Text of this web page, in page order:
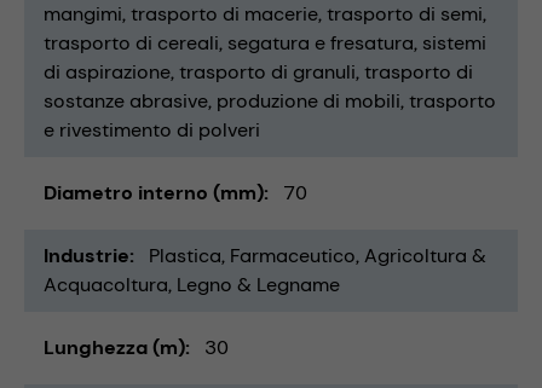
mangimi trasporto di macerie trasporto di semi
trasporto di cereali segatura e fresatura sistemi
di aspirazione trasporto di granuli trasporto di
sostanze abrasive produzione di mobili trasporto
e rivestimento di polveri
Diametro interno (mm) 70
Industrie Plastica Farmaceutico Agricoltura &
Acquacoltura Legno & Legname
Lunghezza (m) 30